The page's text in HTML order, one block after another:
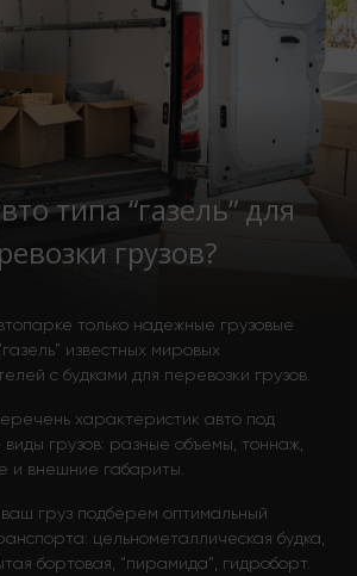
типа “газель” для
грузов?
только надежные грузовые
известных мировых
с будками для перевозки грузов.
характеристик авто под
грузов: разные объемы, тоннаж,
и внешние габариты.
груз подберем оптимальный
цельнометаллическая будка,
бортовая, “пирамида”, гидроборт.